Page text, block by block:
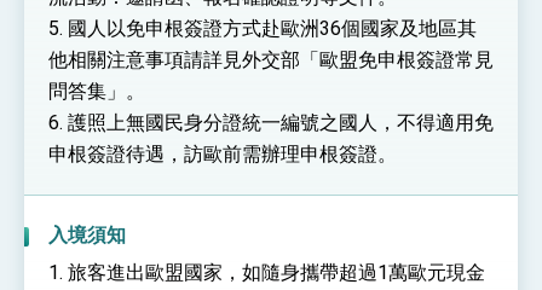
5. 國人以免申根簽證方式赴歐洲36個國家及地區其
他相關注意事項請詳見外交部「歐盟免申根簽證常見
問答集」。
6. 護照上無國民身分證統一編號之國人，不得適用免
申根簽證待遇，訪歐前需辦理申根簽證。
入境須知
1. 旅客進出歐盟國家，如隨身攜帶超過1萬歐元現金